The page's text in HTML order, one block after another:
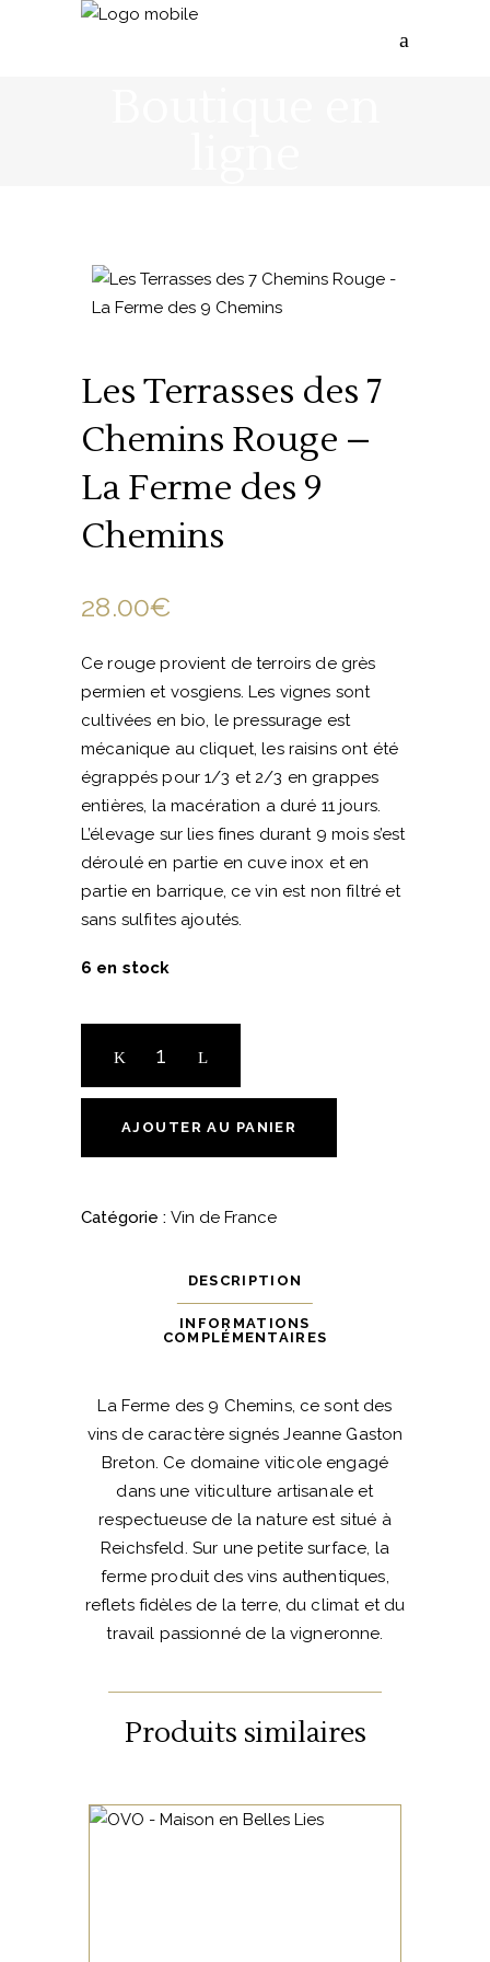
Les Terrasses des 7
Chemins Rouge –
La Ferme des 9
Chemins
28.00€
Ce rouge provient de terroirs de grès
permien et vosgiens. Les vignes sont
cultivées en bio, le pressurage est
mécanique au cliquet, les raisins ont été
égrappés pour 1/3 et 2/3 en grappes
entières, la macération a duré 11 jours.
L’élevage sur lies fines durant 9 mois s’est
déroulé en partie en cuve inox et en
partie en barrique, ce vin est non filtré et
sans sulfites ajoutés.
6 en stock
Terrasses
des
-
AJOUTER AU PANIER
Catégorie : Vin de France
DESCRIPTION
INFORMATIONS
COMPLÉMENTAIRES
La Ferme des 9 Chemins, ce sont des
vins de caractère signés Jeanne Gaston
Breton. Ce domaine viticole engagé
dans une viticulture artisanale et
respectueuse de la nature est situé à
Reichsfeld. Sur une petite surface, la
ferme produit des vins authentiques,
reflets fidèles de la terre, du climat et du
travail passionné de la vigneronne.
Produits similaires